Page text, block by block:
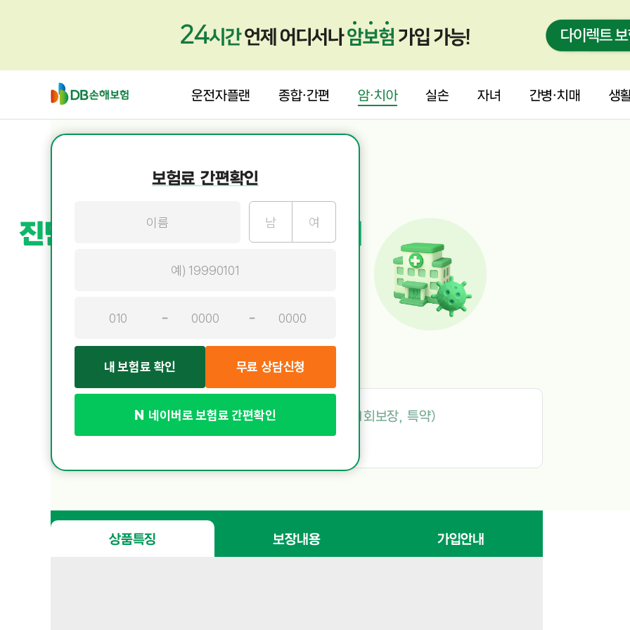
운전자플랜 종합·간편 암·치아 실손 자녀 간병·치매 생
진단비부터
치료비, 생활비까지
보장되게 대비하셨나요?
(특약)
1 고가의 항암 중입자방사선치료비 (1회보장, 특약)
2 항암 약물·방사선 치료 보장(특약)
보험료 간편확인
남 여
내 보험료 확인 무료 상담신청
네이버로 보험료 간편확인
상품특징 보장내용 가입안내